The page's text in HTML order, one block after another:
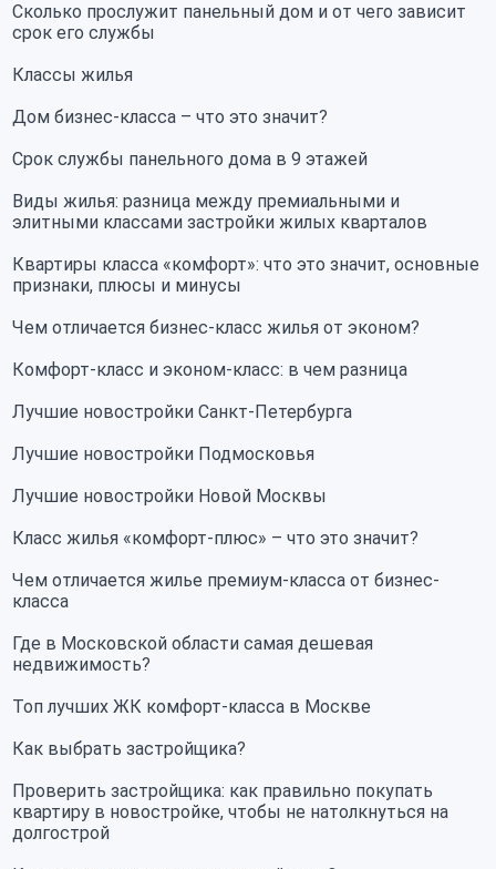
Сколько прослужит панельный дом и от чего зависит
срок его службы
Классы жилья
Дом бизнес-класса – что это значит?
Срок службы панельного дома в 9 этажей
Виды жилья: разница между премиальными и
элитными классами застройки жилых кварталов
Квартиры класса «комфорт»: что это значит, основные
признаки, плюсы и минусы
Чем отличается бизнес-класс жилья от эконом?
Комфорт-класс и эконом-класс: в чем разница
Лучшие новостройки Санкт-Петербурга
Лучшие новостройки Подмосковья
Лучшие новостройки Новой Москвы
Класс жилья «комфорт-плюс» – что это значит?
Чем отличается жилье премиум-класса от бизнес-
класса
Где в Московской области самая дешевая
недвижимость?
Топ лучших ЖК комфорт-класса в Москве
Как выбрать застройщика?
Проверить застройщика: как правильно покупать
квартиру в новостройке, чтобы не натолкнуться на
долгострой